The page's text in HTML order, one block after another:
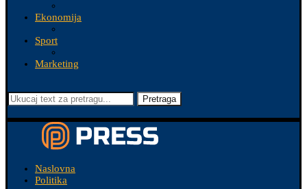
Ekonomija
Sport
Marketing
Pretraga
Naslovna
Politika